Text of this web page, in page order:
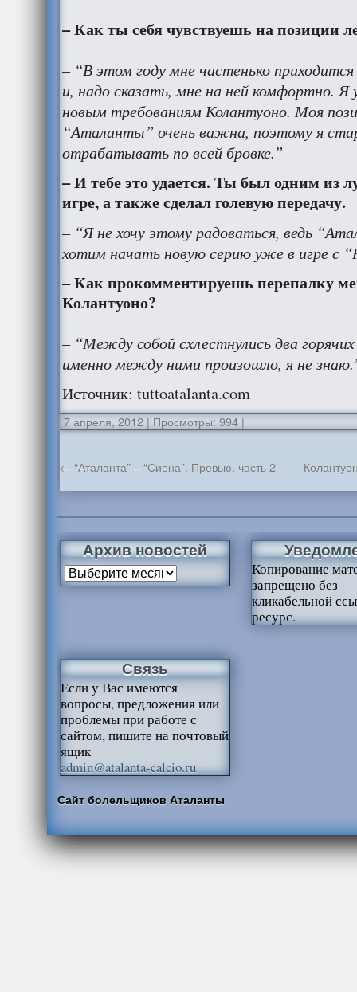
– Как ты себя чувствуешь на позиции
– “В этом году мне частенько
и, надо сказать, мне на ней комфортно. Я
новым требованиям Колантуоно. Моя
“Аталанты” очень важна, поэтому я
отрабатывать по всей бровке.”
– И тебе это удается. Ты был одним из
игре, а также сделал голевую передачу.
– “Я не хочу этому радоваться, ведь
хотим начать новую серию уже в игре с
– Как прокомментируешь перепалку
Колантуоно?
– “Между собой схлестнулись два
именно между ними произошло, я не
Источник: tuttoatalanta.com
7 апреля, 2012 | Просмотры: 994|
← “Аталанта” – “Сиена”. Превью, часть 2
Архив новостей
Копирование
запрещено без
кликабельной
ресурс.
Связь
Если у Вас имеются
вопросы, предложения или
проблемы при работе с
сайтом, пишите на почтовый
ящик
admin@atalanta-calcio.ru
Сайт болельщиков Аталанты